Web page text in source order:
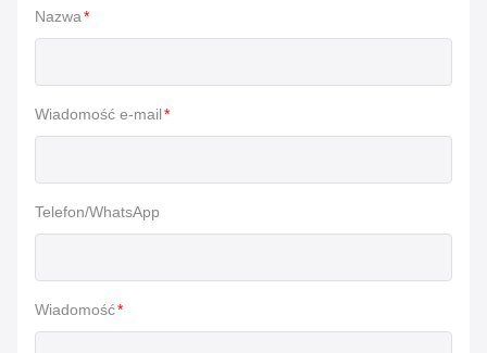
Nazwa*
Wiadomość e-mail*
Telefon/WhatsApp
Wiadomość*